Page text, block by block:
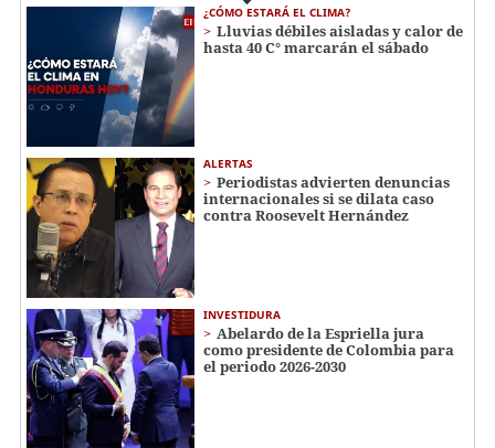
¿CÓMO ESTARÁ EL CLIMA?
Lluvias débiles aisladas y calor de
hasta 40 C° marcarán el sábado
ALERTAS
Periodistas advierten denuncias
internacionales si se dilata caso
contra Roosevelt Hernández
INVESTIDURA
Abelardo de la Espriella jura
como presidente de Colombia para
el periodo 2026-2030